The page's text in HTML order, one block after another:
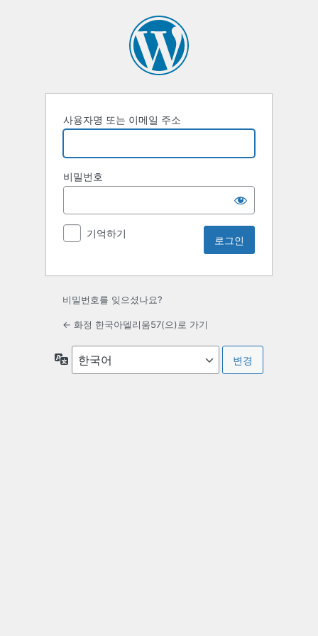
사용자명 또는 이메일 주소
비밀번호
기억하기
비밀번호를 잊으셨나요?
← 화정 한국아델리움57(으)로 가기
어